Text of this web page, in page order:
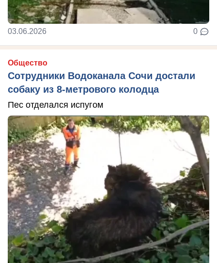
03.06.2026 0
Общество
Сотрудники Водоканала Сочи достали
собаку из 8-метрового колодца
Пес отделался испугом